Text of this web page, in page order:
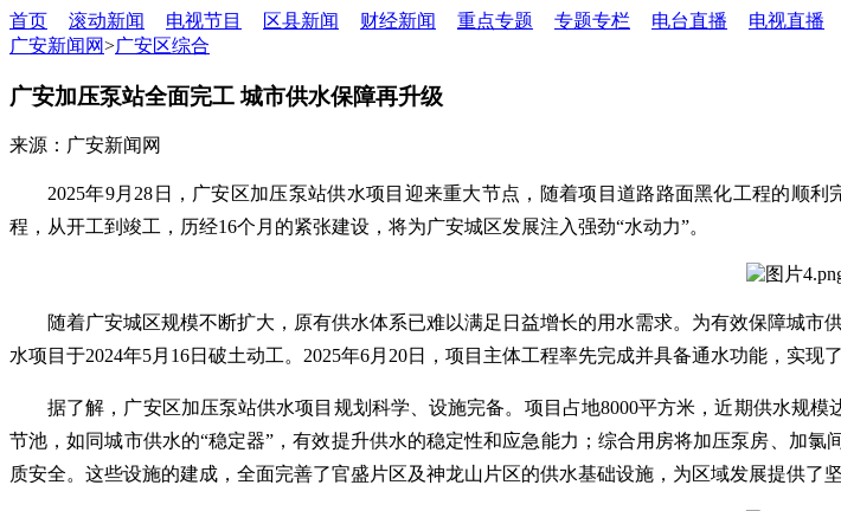
首页 滚动新闻 电视节目 区县新闻 财经新闻 重点专题 专题专栏 电台直播 电视直播
广安新闻网>广安区综合
广安加压泵站全面完工 城市供水保障再升级
来源：广安新闻网
2025年9月28日，广安区加压泵站供水项目迎来重大节点，随着项目道路路面黑化工程的顺
程，从开工到竣工，历经16个月的紧张建设，将为广安城区发展注入强劲“水动力”。
随着广安城区规模不断扩大，原有供水体系已难以满足日益增长的用水需求。为有效保障城
水项目于2024年5月16日破土动工。2025年6月20日，项目主体工程率先完成并具备通水功能，实现
据了解，广安区加压泵站供水项目规划科学、设施完备。项目占地8000平方米，近期供水规
节池，如同城市供水的“稳定器”，有效提升供水的稳定性和应急能力；综合用房将加压泵房、加
质安全。这些设施的建成，全面完善了官盛片区及神龙山片区的供水基础设施，为区域发展提供了坚